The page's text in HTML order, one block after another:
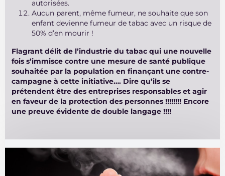
autorisées.
Aucun parent, même fumeur, ne souhaite que son
enfant devienne fumeur de tabac avec un risque de
50% d’en mourir !
Flagrant délit de l’industrie du tabac qui une nouvelle
fois s’immisce contre une mesure de santé publique
souhaitée par la population en finançant une contre-
campagne à cette initiative…. Dire qu’ils se
prétendent être des entreprises responsables et agir
en faveur de la protection des personnes !!!!!!!! Encore
une preuve évidente de double langage !!!!